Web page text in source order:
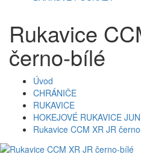
Rukavice
černo-bílé
Úvod
CHRÁNIČE
RUKAVICE
HOKEJOVÉ RUKAVICE
Rukavice CCM XR JR